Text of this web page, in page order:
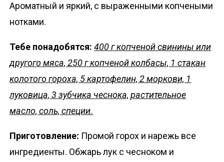
Ароматный и яркий, с выраженными копчеными
нотками.
Тебе понадобятся:400 г копченой свинины или
другого мяса, 250 г копченой колбасы, 1 стакан
колотого гороха, 5 картофелин, 2 моркови, 1
луковица, 3 зубчика чеснока, растительное
масло, соль, специи.
Приготовление: Промой горох и нарежь все
ингредиенты. Обжарь лук с чесноком и